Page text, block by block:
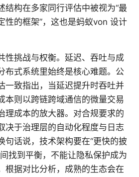
结构在多家同行评估中被视为“最
性的框架”，这也是蚂蚁von 设计
性挑战与权衡。延迟、吞吐与成
布式系统里始终是核心难题。公
一致指出，当延迟提升时吞吐并
本则以跨链跨域通信的微量交易
理成本的放大器。对合规要求的
决于治理层的自动化程度与日志
句话说，技术架构要在“更快的披
找到平衡，不能让隐私保护成为
根据对比分析，成熟的生态会在